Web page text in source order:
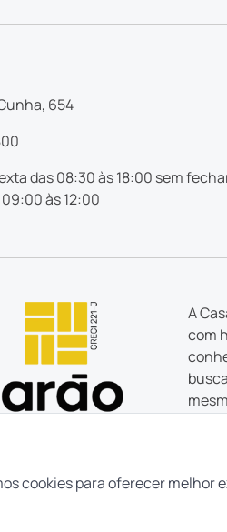
654
das 08:30 às 18:00 sem
às 12:00
A
com
tem
cookies para oferecer melhor